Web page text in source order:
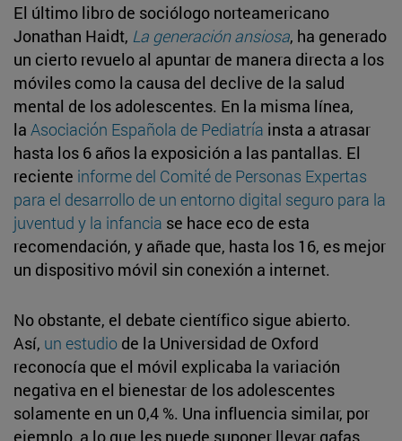
El último libro de sociólogo norteamericano
Jonathan Haidt, La generación ansiosa, ha generado
un cierto revuelo al apuntar de manera directa a los
móviles como la causa del declive de la salud
mental de los adolescentes. En la misma línea,
la Asociación Española de Pediatría insta a atrasar
hasta los 6 años la exposición a las pantallas. El
reciente informe del Comité de Personas Expertas
para el desarrollo de un entorno digital seguro para la
juventud y la infancia se hace eco de esta
recomendación, y añade que, hasta los 16, es mejor
un dispositivo móvil sin conexión a internet.
No obstante, el debate científico sigue abierto.
Así, un estudio de la Universidad de Oxford
reconocía que el móvil explicaba la variación
negativa en el bienestar de los adolescentes
solamente en un 0,4 %. Una influencia similar, por
ejemplo, a lo que les puede suponer llevar gafas.